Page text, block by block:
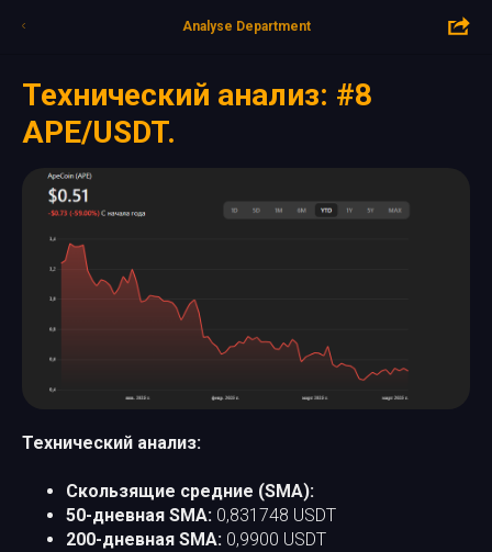
Analyse Department
Технический анализ: #8
APE/USDT.
Технический анализ:
Скользящие средние (SMA):
50-дневная SMA: 0,831748 USDT​
200-дневная SMA: 0,9900 USDT